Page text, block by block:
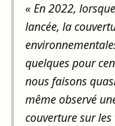
« En 2022,
lancée, la
quelques pour
nous faisons
même observé
couverture sur